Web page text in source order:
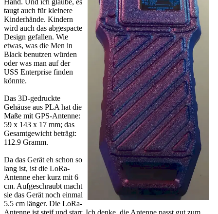
taugt auch für kleinere
Kinderhände. Kindern
wird auch das abgespacte
Design gefallen. Wie
etwas, was die Men in
Black benutzen würden
oder was man auf der
USS Enterprise finden
könnte.
Das 3D-gedruckte
Gehäuse aus PLA hat die
Maße mit GPS-Antenne:
59 x 143 x 17 mm; das
Gesamtgewicht beträgt:
112.9 Gramm.
Da das Gerät eh schon so
lang ist, ist die LoRa-
Antenne eher kurz mit 6
cm. Aufgeschraubt macht
sie das Gerät noch einmal
5.5 cm länger. Die LoRa-
Antenne ist steif und starr. Ich denke, die Antenne passt gut zum